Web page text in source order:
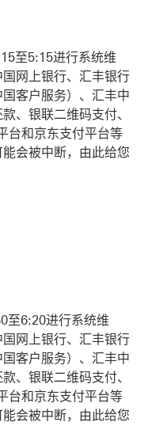
至5:15进行系统维
网上银行、汇丰银行
客户服务）、汇丰中
、银联二维码支付、
台和京东支付平台等
会被中断，由此给您
至6:20进行系统维
网上银行、汇丰银行
客户服务）、汇丰中
、银联二维码支付、
台和京东支付平台等
会被中断，由此给您